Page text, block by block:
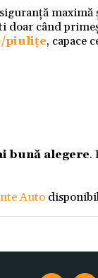
maximă
doar când
piulițe, capace
bună alegere.
Auto